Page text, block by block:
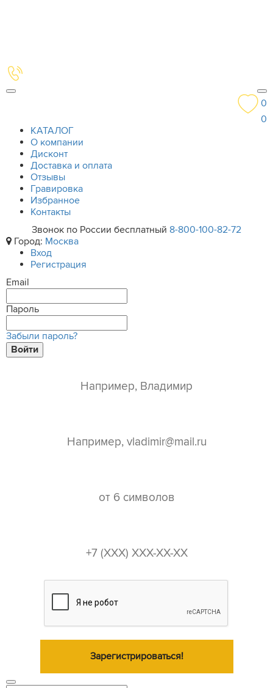
0
0
КАТАЛОГ
О компании
Дисконт
Доставка и оплата
Отзывы
Гравировка
Избранное
Контакты
Звонок по России бесплатный 8-800-100-82-72
Город: Москва
Вход
Регистрация
Email
Пароль
Забыли пароль?
Войти
Зарегистрироваться!